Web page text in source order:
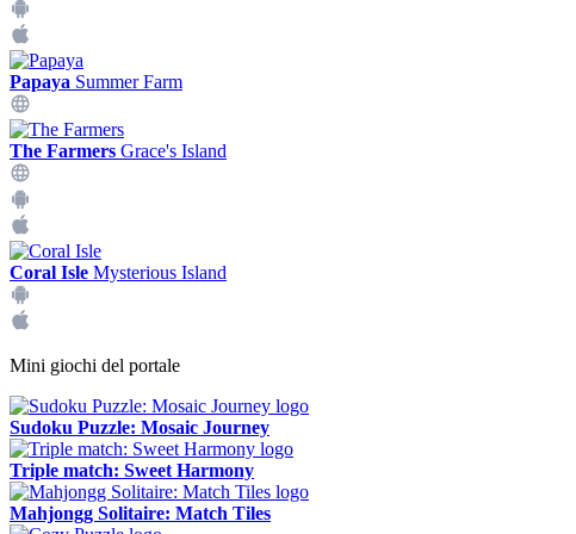
Papaya Summer Farm
The Farmers Grace's Island
Coral Isle Mysterious Island
Mini giochi del portale
Sudoku Puzzle: Mosaic Journey
Triple match: Sweet Harmony
Mahjongg Solitaire: Match Tiles